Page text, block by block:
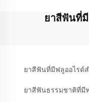
ยาสีฟันที่
ยาสีฟันที่มีฟลูออไรด์
ยาสีฟันธรรมชาติที่มี